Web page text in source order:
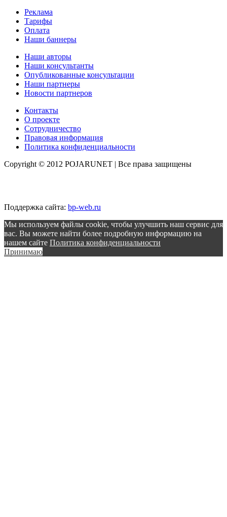
Реклама
Тарифы
Оплата
Наши баннеры
Наши авторы
Наши консультанты
Опубликованные консультации
Наши партнеры
Новости партнеров
Контакты
О проекте
Сотрудничество
Правовая информация
Политика конфиденциальности
Copyright © 2012 POJARUNET | Все права защищены
Поддержка сайта: bp-web.ru
Мы используем файлы cookie, чтобы улучшить наш сервис для
вас. Вы можете найти более подробную информацию на
нашем сайте Политика конфиденциальности
Принимаю